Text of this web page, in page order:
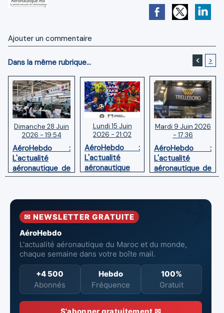
Ajouter un commentaire
Dans la même rubrique... < >
Dimanche 28 Juin
2026 - 19:54
AéroHebdo :
L'actualité
aéronautique de
la semaine
Lundi 15 Juin
2026 - 21:02
AéroHebdo :
L'actualité
aéronautique
de la semaine
Mardi 9 Juin 2026
- 17:36
AéroHebdo :
L'actualité
aéronautique de
la semaine
✉ NEWSLETTER GRATUITE
AéroHebdo
L'actualité aéronautique du Maroc et du monde,
chaque semaine dans votre boîte mail.
+4 500
Abonnés
Hebdo
Fréquence
100%
Gratuit
S'abonner gratuitement ✉